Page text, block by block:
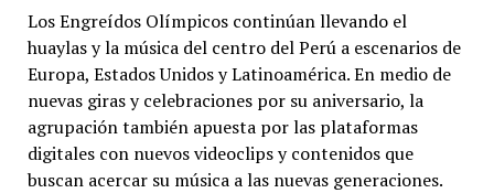
Los Engreídos Olímpicos continúan llevando el
huaylas y la música del centro del Perú a escenarios de
Europa, Estados Unidos y Latinoamérica. En medio de
nuevas giras y celebraciones por su aniversario, la
agrupación también apuesta por las plataformas
digitales con nuevos videoclips y contenidos que
buscan acercar su música a las nuevas generaciones.